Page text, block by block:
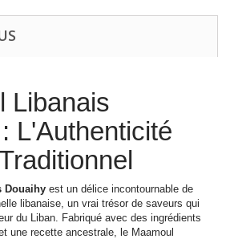
Libanais
L'Authenticité
Douaihy est un délice incontournable de
libanaise, un vrai trésor de saveurs qui
du Liban. Fabriqué avec des ingrédients
une recette ancestrale, le Maamoul